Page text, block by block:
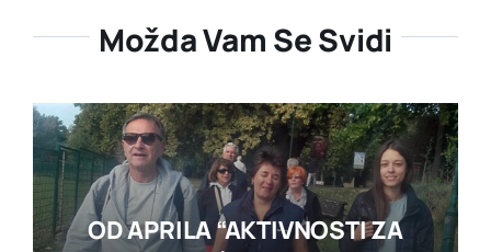
Možda Vam Se Svidi
OD APRILA “AKTIVNOSTI ZA